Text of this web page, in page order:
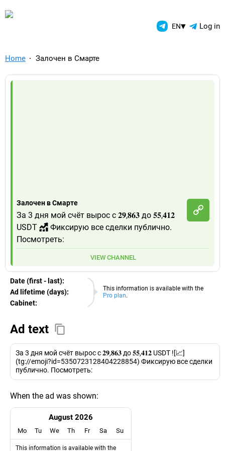
TelegramAds.com — EN▾ Log in
Home Залочен в Смарте
Залочен в Смарте
За 3 дня мой счёт вырос с 𝟐𝟗,𝟖𝟔𝟑 до 𝟓𝟓,𝟒𝟏𝟐
USDT
Фиксирую все сделки публично.
Посмотреть:
VIEW CHANNEL
This information is available with the
Pro plan.
Date (first - last):
09.08.2026
Ad lifetime (days):
Cabinet:
EURO
Ad text
За 3 дня мой счёт вырос с 𝟐𝟗,𝟖𝟔𝟑 до 𝟓𝟓,𝟒𝟏𝟐 USDT ![📈]
(tg://emoji?id=5350723128404228854) Фиксирую все сделки
публично. Посмотреть:
When the ad was shown:
August 2026
Mo Tu We Th Fr Sa Su
This information is available with the